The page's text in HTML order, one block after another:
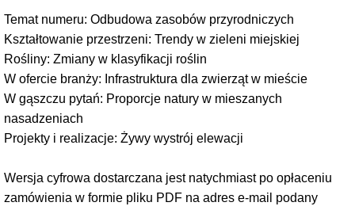
Temat numeru: Odbudowa zasobów przyrodniczych
Kształtowanie przestrzeni: Trendy w zieleni miejskiej
Rośliny: Zmiany w klasyfikacji roślin
W ofercie branży: Infrastruktura dla zwierząt w mieście
W gąszczu pytań: Proporcje natury w mieszanych
nasadzeniach
Projekty i realizacje: Żywy wystrój elewacji
Wersja cyfrowa dostarczana jest natychmiast po opłaceniu
zamówienia w formie pliku PDF na adres e-mail podany